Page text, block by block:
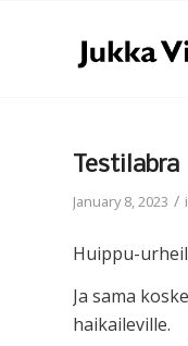
Testilabra
January 8, 2023 /
Huippu-
Ja sama
haikaileville.